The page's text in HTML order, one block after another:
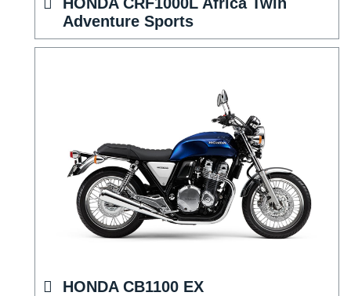
Adventure Sports
HONDA CB1100 EX